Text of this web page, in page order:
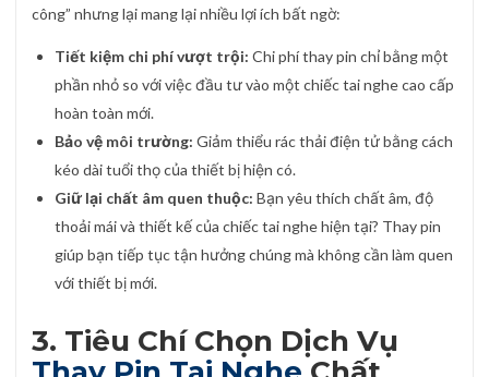
công” nhưng lại mang lại nhiều lợi ích bất ngờ:
Tiết kiệm chi phí vượt trội: Chi phí thay pin chỉ bằng một
phần nhỏ so với việc đầu tư vào một chiếc tai nghe cao cấp
hoàn toàn mới.
Bảo vệ môi trường: Giảm thiểu rác thải điện tử bằng cách
kéo dài tuổi thọ của thiết bị hiện có.
Giữ lại chất âm quen thuộc: Bạn yêu thích chất âm, độ
thoải mái và thiết kế của chiếc tai nghe hiện tại? Thay pin
giúp bạn tiếp tục tận hưởng chúng mà không cần làm quen
với thiết bị mới.
3. Tiêu Chí Chọn Dịch Vụ